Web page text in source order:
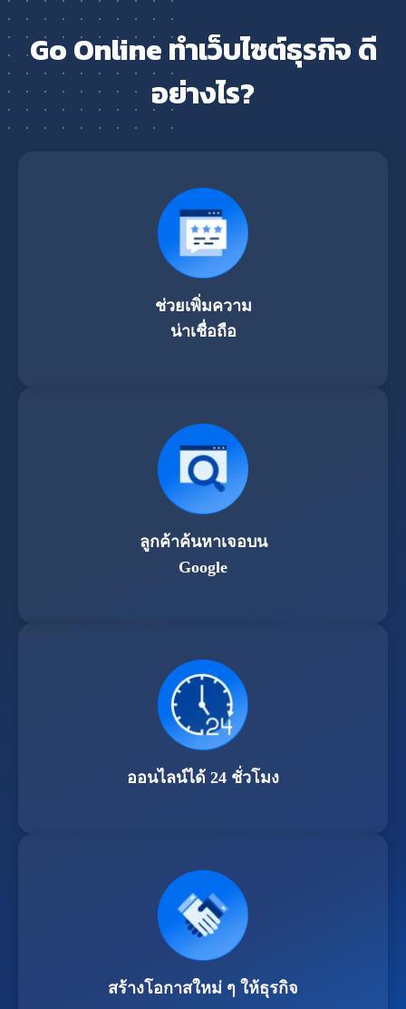
Go Online ทำเว็บไซต์ธุรกิจ ดี
อย่างไร?
ช่วยเพิ่มความ
น่าเชื่อถือ
ลูกค้าค้นหาเจอบน
Google
ออนไลน์ได้ 24 ชั่วโมง
สร้างโอกาสใหม่ ๆ ให้ธุรกิจ